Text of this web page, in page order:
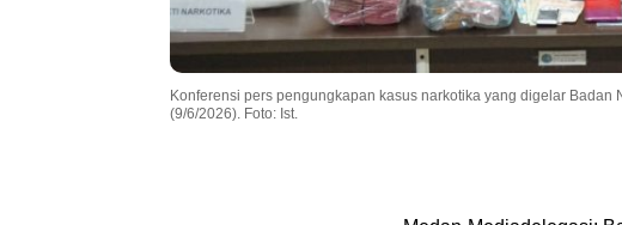
Konferensi pers pengungkapan kasus narkotika yang digelar
(9/6/2026). Foto: Ist.